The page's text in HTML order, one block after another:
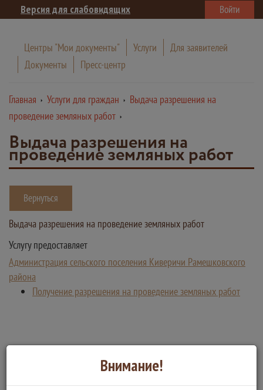
Версия для слабовидящих Войти
Центры "Мои документы" Услуги
Для заявителей
Документы
Пресс-центр
Главная Услуги для граждан
Выдача разрешения на
проведение земляных работ
Выдача разрешения на
проведение земляных работ
Вернуться
Выдача разрешения на проведение земляных работ
Услугу предоставляет
Администрация сельского поселения Киверичи Рамешковского
района
Получение разрешения на проведение земляных работ
Внимание!